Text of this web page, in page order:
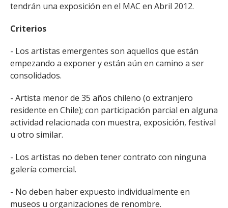
tendrán una exposición en el MAC en Abril 2012.
Criterios
- Los artistas emergentes son aquellos que están
empezando a exponer y están aún en camino a ser
consolidados.
- Artista menor de 35 años chileno (o extranjero
residente en Chile); con participación parcial en alguna
actividad relacionada con muestra, exposición, festival
u otro similar.
- Los artistas no deben tener contrato con ninguna
galería comercial.
- No deben haber expuesto individualmente en
museos u organizaciones de renombre.